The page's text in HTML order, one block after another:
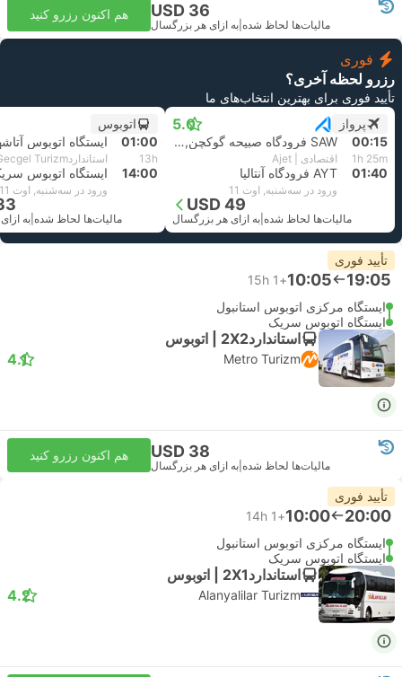
USD 36
مالیات‌ها لحاظ شده به ازای هر بزرگسال
هم اکنون رزرو کنید
فوری
رزرو لحظه آخری؟
تأیید فوری برای بهترین انتخاب‌های ما
پرواز
5.0
00:15 SAW فرودگاه صبیحه گوکچن, استانبول
1h 25m اقتصادی | Ajet
01:40 AYT فرودگاه آنتالیا
ورود در سه‌شنبه, اوت 11
USD 49
مالیات‌ها لحاظ شده به ازای هر بزرگسال
اتوبوس
01:00
13h
14:00 ایستگاه اتوبوس
ورود در سه‌شنبه, اوت 11
مالیات‌ها لحاظ شده به
تأیید فوری
19:05
10:05
+1
15h
ایستگاه مرکزی اتوبوس استانبول
ایستگاه اتوبوس سریک
استاندارد2X2 | اتوبوس
Metro Turizm
4.1
USD 38
مالیات‌ها لحاظ شده به ازای هر بزرگسال
هم اکنون رزرو کنید
تأیید فوری
20:00
10:00
+1
14h
ایستگاه مرکزی اتوبوس استانبول
ایستگاه اتوبوس سریک
استاندارد2X1 | اتوبوس
Alanyalilar Turizm
4.2